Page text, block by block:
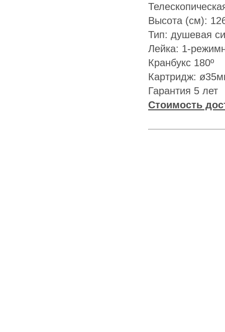
Высота (см):
Тип: душевая
Лейка: 1-
Кранбукс 180º
Картридж:
Гарантия 5 лет
Стоимость